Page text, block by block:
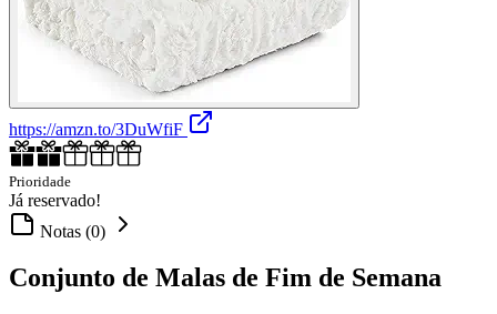
https://amzn.to/3DuWfiF
Prioridade
Já reservado!
Notas (0)
Conjunto de Malas de Fim de Semana